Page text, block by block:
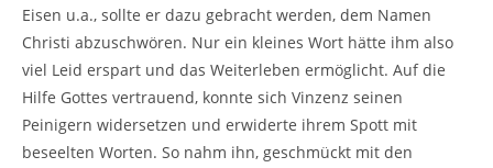
Eisen u.a., sollte er dazu gebracht werden, dem Namen
Christi abzuschwören. Nur ein kleines Wort hätte ihm also
viel Leid erspart und das Weiterleben ermöglicht. Auf die
Hilfe Gottes vertrauend, konnte sich Vinzenz seinen
Peinigern widersetzen und erwiderte ihrem Spott mit
beseelten Worten. So nahm ihn, geschmückt mit den